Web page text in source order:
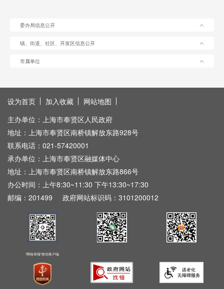
委办局信息公开
镇、街道、社区、开发区信息公开
市属单位
设为首页 加入收藏
网站地图
主办单位：上海市奉贤区人民政府
地址：上海市奉贤区南桥镇解放东路928号
联系电话：021-57420001
承办单位：上海市奉贤区融媒体中心
地址：上海市奉贤区南桥镇解放东路866号
办公时间：上午8:30~11:30 下午13:30~17:30
邮编：201499
政府网站标识码：3101200012
“网络举报”移动客户端